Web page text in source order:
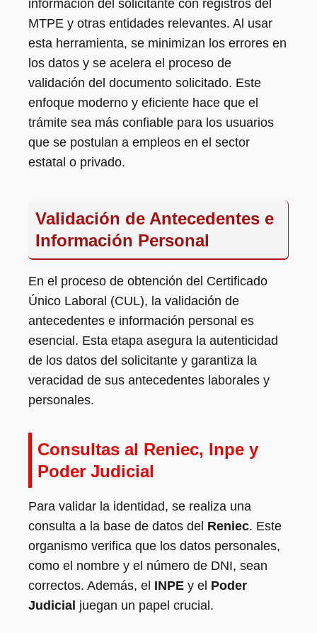
información del solicitante con registros del
MTPE y otras entidades relevantes. Al usar
esta herramienta, se minimizan los errores en
los datos y se acelera el proceso de
validación del documento solicitado. Este
enfoque moderno y eficiente hace que el
trámite sea más confiable para los usuarios
que se postulan a empleos en el sector
estatal o privado.
Validación de Antecedentes e
Información Personal
En el proceso de obtención del Certificado
Único Laboral (CUL), la validación de
antecedentes e información personal es
esencial. Esta etapa asegura la autenticidad
de los datos del solicitante y garantiza la
veracidad de sus antecedentes laborales y
personales.
Consultas al Reniec, Inpe y
Poder Judicial
Para validar la identidad, se realiza una
consulta a la base de datos del Reniec. Este
organismo verifica que los datos personales,
como el nombre y el número de DNI, sean
correctos. Además, el INPE y el Poder
Judicial juegan un papel crucial.